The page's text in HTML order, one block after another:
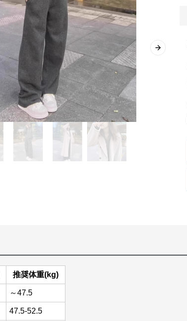
Next slide
推奨体重(kg)
～47.5
47.5-52.5